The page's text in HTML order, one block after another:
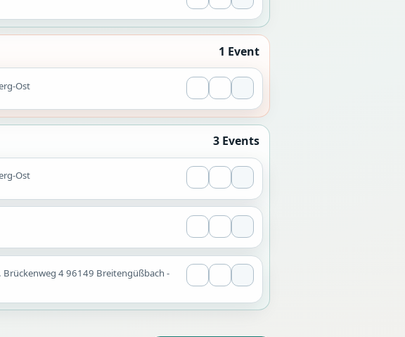
1 Event
Ost
3 Events
Ost
Brückenweg 4 96149 Breitengüßbach -